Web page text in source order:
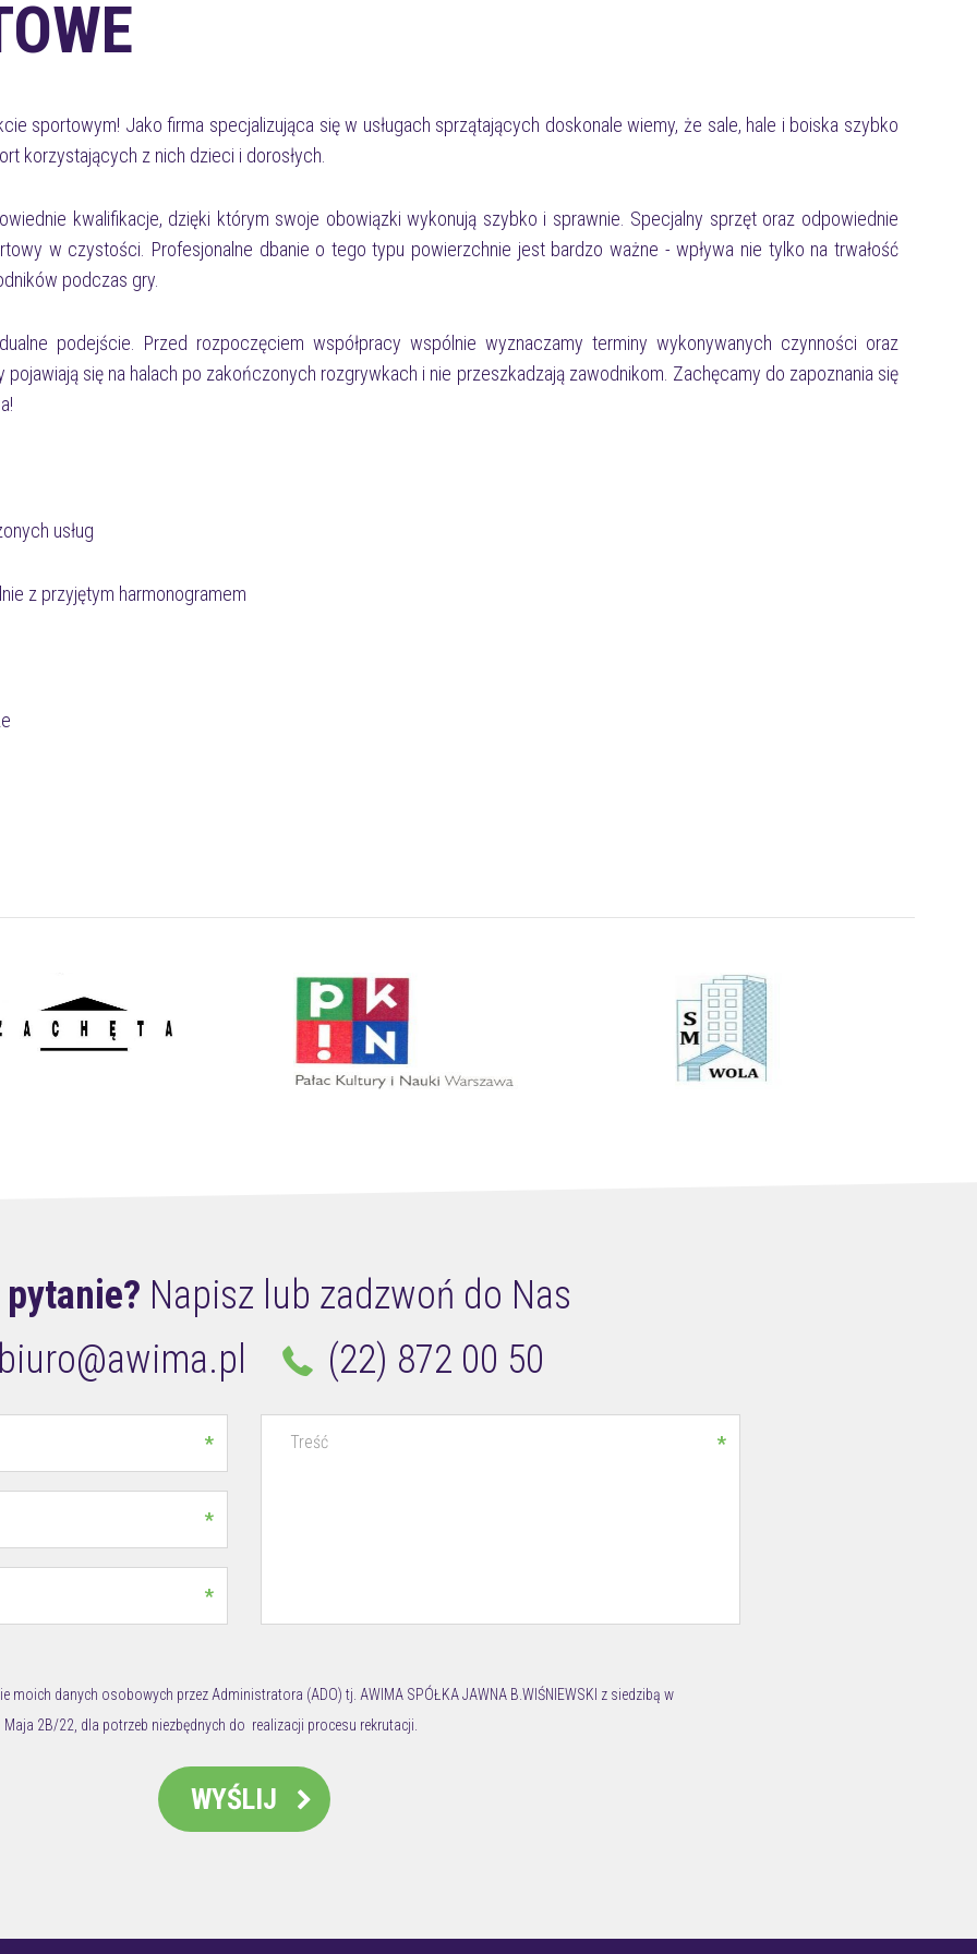
sportowym! Jako firma specjalizująca się w usługach sprzątających doskonale wiemy, że sale, hale i boiska szybko
korzystających z nich dzieci i dorosłych.
kwalifikacje, dzięki którym swoje obowiązki wykonują szybko i sprawnie. Specjalny sprzęt oraz odpowiednie
w czystości. Profesjonalne dbanie o tego typu powierzchnie jest bardzo ważne - wpływa nie tylko na trwałość
podczas gry.
podejście. Przed rozpoczęciem współpracy wspólnie wyznaczamy terminy wykonywanych czynności oraz
się na halach po zakończonych rozgrywkach i nie przeszkadzają zawodnikom. Zachęcamy do zapoznania się
usług
z przyjętym harmonogramem
Napisz lub zadzwoń do Nas
(22) 872 00 50
*
*
*
*
moich danych osobowych przez Administratora (ADO) tj. AWIMA SPÓŁKA JAWNA B.WIŚNIEWSKI z siedzibą w
2B/22, dla potrzeb niezbędnych do realizacji procesu rekrutacji.
i oświadczam, że są one zgodne z prawdą.
WYŚLIJ